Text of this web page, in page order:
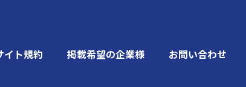
イト規約 掲載希望の企業様 お問い合わせ